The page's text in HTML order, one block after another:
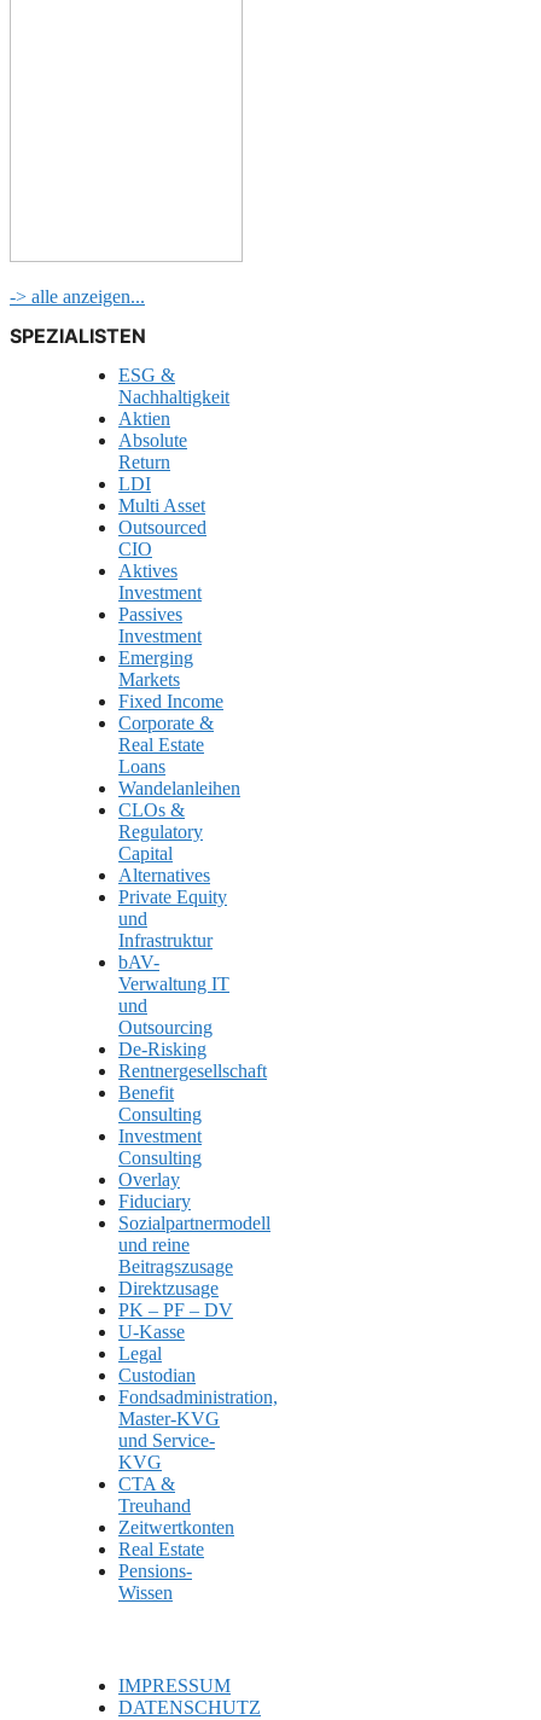
-> alle anzeigen...
SPEZIALISTEN
ESG &
Nachhaltigkeit
Aktien
Absolute
Return
LDI
Multi Asset
Outsourced
CIO
Aktives
Investment
Passives
Investment
Emerging
Markets
Fixed Income
Corporate &
Real Estate
Loans
Wandelanleihen
CLOs &
Regulatory
Capital
Alternatives
Private Equity
und
Infrastruktur
bAV-
Verwaltung IT
und
Outsourcing
De-Risking
Rentnergesellschaft
Benefit
Consulting
Investment
Consulting
Overlay
Fiduciary
Sozialpartnermodell
und reine
Beitragszusage
Direktzusage
PK – PF – DV
U-Kasse
Legal
Custodian
Fondsadministration,
Master-KVG
und Service-
KVG
CTA &
Treuhand
Zeitwertkonten
Real Estate
Pensions-
Wissen
IMPRESSUM
DATENSCHUTZ